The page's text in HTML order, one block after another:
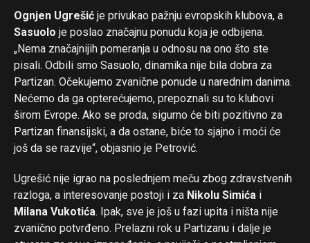
Ognjen Ugrešić je privukao pažnju evropskih klubova, a
Sasuolo je poslao značajnu ponudu koja je odbijena.
„Nema značajnijih pomeranja u odnosu na ono što ste
pisali. Odbili smo Sasuolo, dinamika nije bila dobra za
Partizan. Očekujemo zvanične ponude u narednim danima.
Nećemo da ga opterećujemo, prepoznali su to klubovi
širom Evrope. Ako se proda, sigurno će biti pozitivno za
Partizan finansijski, a da ostane, biće to sjajno i moći će
još da se razvije“, objasnio je Petrović.
Ugrešić nije igrao na poslednjem meču zbog zdravstvenih
razloga, a interesovanje postoji i za Nikolu Simića i
Milana Vukotića. Ipak, sve je još u fazi upita i ništa nije
zvanično potvrđeno. Prelazni rok u Partizanu i dalje je